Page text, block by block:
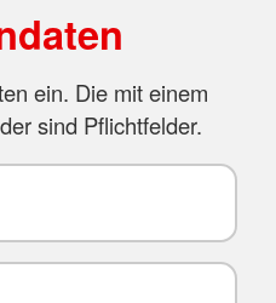
ein. Die mit einem
sind Pflichtfelder.